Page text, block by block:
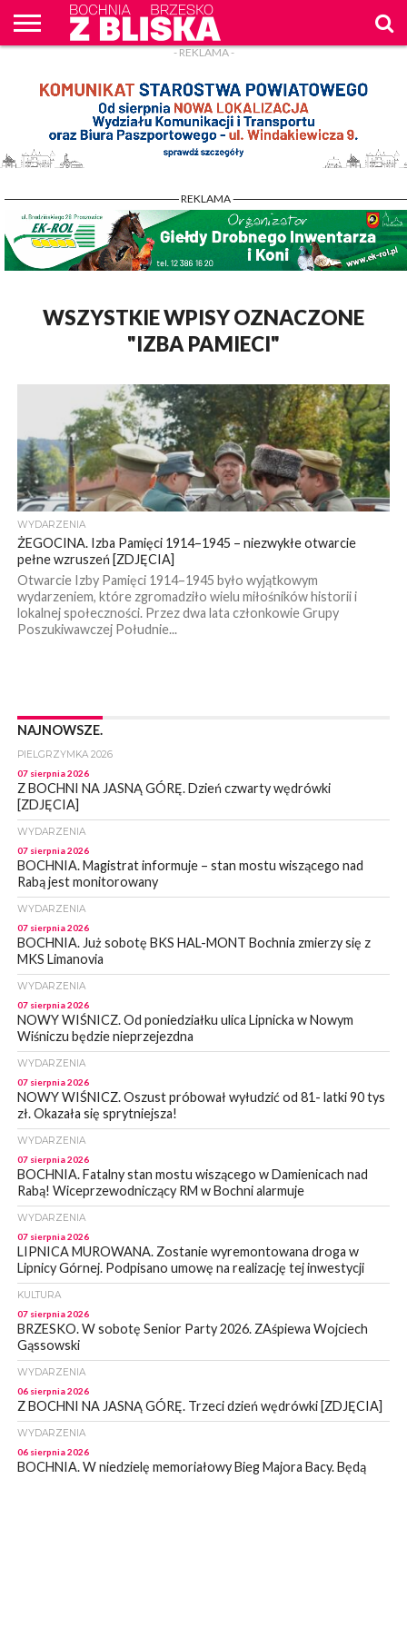
WPROST
REKLAM
- REKLAMA -
- REKLAMA -
WSZYSTKIE WPISY OZNACZONE
"IZBA PAMIECI"
WYDARZENIA
ŻEGOCINA. Izba Pamięci 1914–1945 – niezwykłe otwarcie
pełne wzruszeń [ZDJĘCIA]
Otwarcie Izby Pamięci 1914–1945 było wyjątkowym
wydarzeniem, które zgromadziło wielu miłośników historii i
lokalnej społeczności. Przez dwa lata członkowie Grupy
Poszukiwawczej Południe...
NAJNOWSZE.
PIELGRZYMKA 2026
07 sierpnia 2026
Z BOCHNI NA JASNĄ GÓRĘ. Dzień czwarty wędrówki
[ZDJĘCIA]
WYDARZENIA
07 sierpnia 2026
BOCHNIA. Magistrat informuje – stan mostu wiszącego nad
Rabą jest monitorowany
WYDARZENIA
07 sierpnia 2026
BOCHNIA. Już sobotę BKS HAL-MONT Bochnia zmierzy się z
MKS Limanovia
WYDARZENIA
07 sierpnia 2026
NOWY WIŚNICZ. Od poniedziałku ulica Lipnicka w Nowym
Wiśniczu będzie nieprzejezdna
WYDARZENIA
07 sierpnia 2026
NOWY WIŚNICZ. Oszust próbował wyłudzić od 81- latki 90 tys
zł. Okazała się sprytniejsza!
WYDARZENIA
07 sierpnia 2026
BOCHNIA. Fatalny stan mostu wiszącego w Damienicach nad
Rabą! Wiceprzewodniczący RM w Bochni alarmuje
WYDARZENIA
07 sierpnia 2026
LIPNICA MUROWANA. Zostanie wyremontowana droga w
Lipnicy Górnej. Podpisano umowę na realizację tej inwestycji
KULTURA
07 sierpnia 2026
BRZESKO. W sobotę Senior Party 2026. ZAśpiewa Wojciech
Gąssowski
WYDARZENIA
06 sierpnia 2026
Z BOCHNI NA JASNĄ GÓRĘ. Trzeci dzień wędrówki [ZDJĘCIA]
WYDARZENIA
06 sierpnia 2026
BOCHNIA. W niedzielę memoriałowy Bieg Majora Bacy. Będą